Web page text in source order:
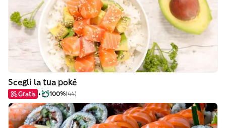
Scegli la tua pokè
Gratis 100%(44)